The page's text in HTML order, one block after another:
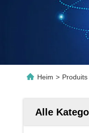
Heim > Produits
Alle